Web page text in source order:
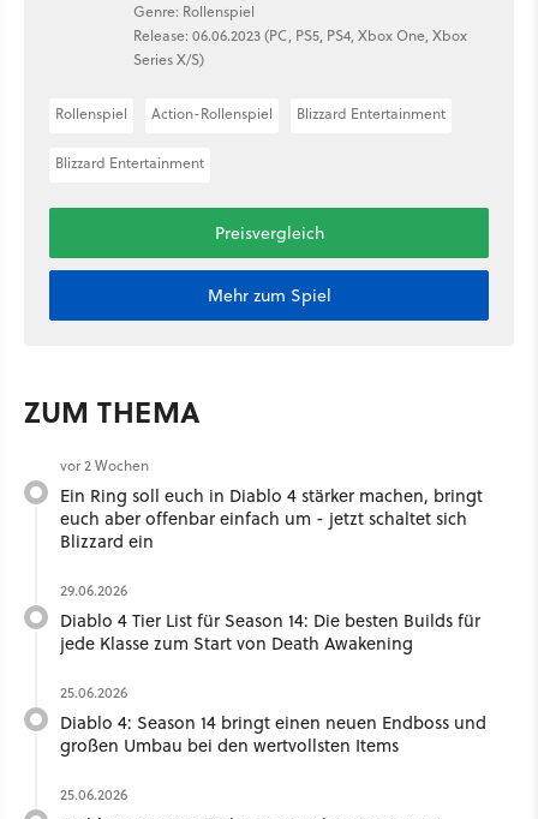
Genre: Rollenspiel
Release: 06.06.2023 (PC, PS5, PS4, Xbox One, Xbox
Series X/S)
Rollenspiel Action-Rollenspiel Blizzard Entertainment
Blizzard Entertainment
Preisvergleich
Mehr zum Spiel
ZUM THEMA
vor 2 Wochen
Ein Ring soll euch in Diablo 4 stärker machen, bringt
euch aber offenbar einfach um - jetzt schaltet sich
Blizzard ein
29.06.2026
Diablo 4 Tier List für Season 14: Die besten Builds für
jede Klasse zum Start von Death Awakening
25.06.2026
Diablo 4: Season 14 bringt einen neuen Endboss und
großen Umbau bei den wertvollsten Items
25.06.2026